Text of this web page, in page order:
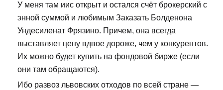
У меня там иис открыт и остался счёт брокерский с
энной суммой и любимым Заказать Болденона
Ундесиленат Фрязино. Причем, она всегда
выставляет цену вдвое дороже, чем у конкурентов.
Их можно будет купить на фондовой бирже (если
они там обращаются).
Ибо развоз львовских отходов по всей стране —